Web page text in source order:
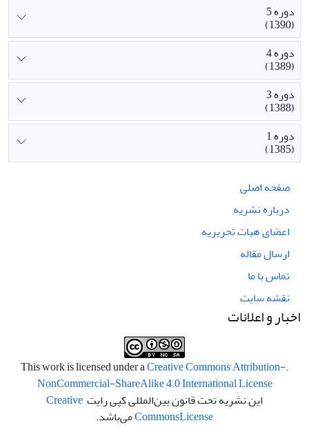
دوره 5
(1390)
دوره 4
(1389)
دوره 3
(1388)
دوره 1
(1385)
صفحه اصلی
درباره نشریه
اعضای هیات تحریریه
ارسال مقاله
تماس با ما
نقشه سایت
اخبار و اعلانات
.This work is licensed under a
Creative Commons Attribution-
NonCommercial-ShareAlike 4.0 International License
این نشریه تحت قانون بین‌المللی کپی رایت Creative
CommonsLicense می‌باشد.